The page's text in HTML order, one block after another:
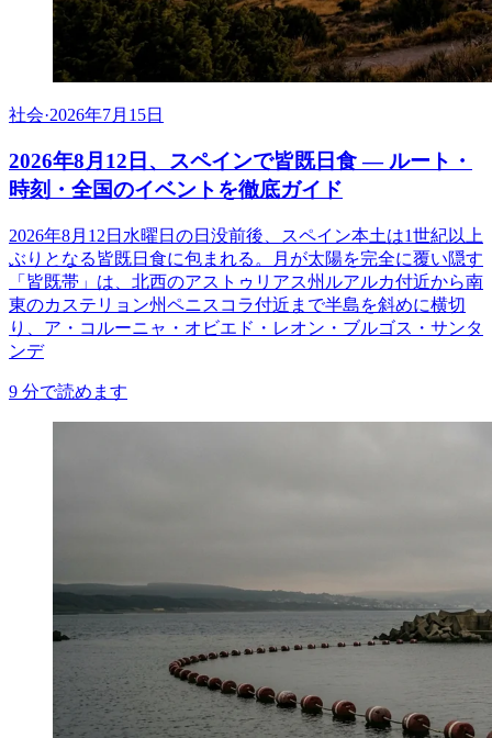
社会·2026年7月15日
2026年8月12日、スペインで皆既日食 ― ルート・
時刻・全国のイベントを徹底ガイド
2026年8月12日水曜日の日没前後、スペイン本土は1世紀以上
ぶりとなる皆既日食に包まれる。月が太陽を完全に覆い隠す
「皆既帯」は、北西のアストゥリアス州ルアルカ付近から南
東のカステリョン州ペニスコラ付近まで半島を斜めに横切
り、ア・コルーニャ・オビエド・レオン・ブルゴス・サンタ
ンデ
9 分で読めます